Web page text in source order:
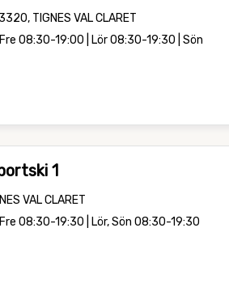
TIGNES VAL CLARET
Fre 08:30-19:00 | Lör 08:30-19:30 | Sön
1
VAL CLARET
Fre 08:30-19:30 | Lör, Sön 08:30-19:30